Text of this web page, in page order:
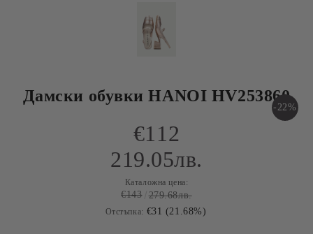
Дамски обувки HANOI HV253860
-22%
€112
219.05лв.
Каталожна цена:
€143 279.68лв.
Отстъпка: €31 (21.68%)